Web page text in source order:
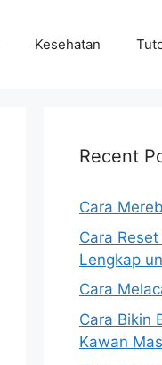
Kesehatan
Recent
Cara
Cara
Lengkap
Cara
Cara Bikin
Kawan